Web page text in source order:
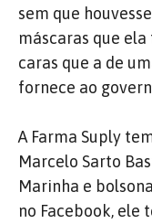
sem que
máscaras que ela
caras que a de
fornece ao
A Farma Suply
Marcelo Sarto
Marinha e
no Facebook, ele